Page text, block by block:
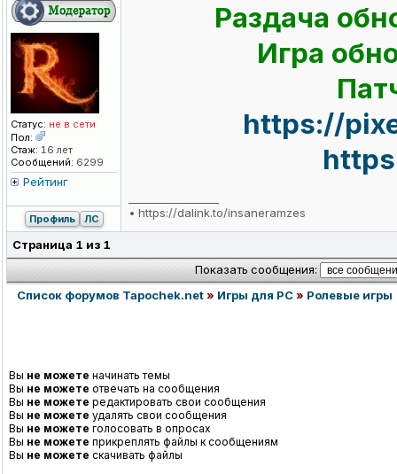
Статус: не в сети
Пол:
Стаж: 16 лет
Сообщений: 6299
Рейтинг
Раздача
Игра
https://
• https://dalink.to/insaneramzes
Профиль ЛС
Страница 1 из 1
Показать сообщения:
Список форумов Tapochek.net» Игры для PC» Ролевые игры
Вы не можете начинать темы
Вы не можете отвечать на сообщения
Вы не можете редактировать свои сообщения
Вы не можете удалять свои сообщения
Вы не можете голосовать в опросах
Вы не можете прикреплять файлы к сообщениям
Вы не можете скачивать файлы